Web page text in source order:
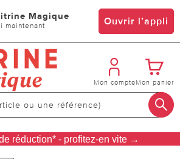
Magique
maintenant Ouvrir l’appli
Mon compteMon panier
réduction* - profitez-en vite →